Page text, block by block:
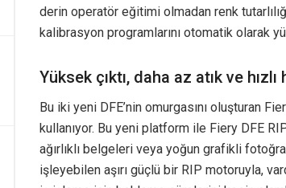
derin operatör eğitimi olmadan renk
kalibrasyon programlarını otomatik olarak
Yüksek çıktı, daha az atık ve hızlı
Bu iki yeni DFE’nin omurgasını oluşturan
kullanıyor. Bu yeni platform ile Fiery DFE
ağırlıklı belgeleri veya yoğun grafikli
işleyebilen aşırı güçlü bir RIP motoruyla,